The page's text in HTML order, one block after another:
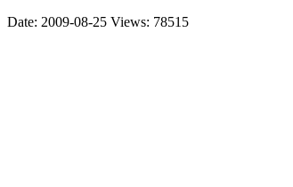
Date: 2009-08-25 Views: 78515